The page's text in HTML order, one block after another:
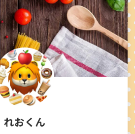
れおくん